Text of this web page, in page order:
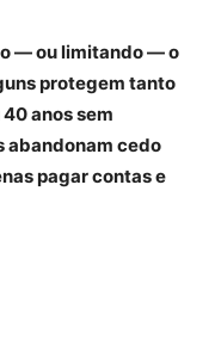
— ou limitando — o
protegem tanto
anos sem
abandonam cedo
pagar contas e